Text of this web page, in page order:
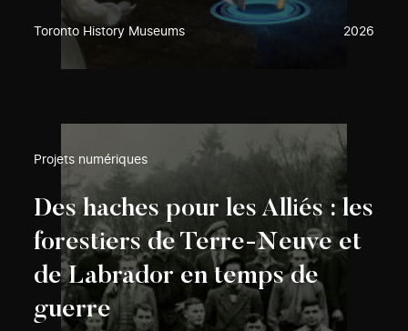
Toronto History Museums 2026
Projets numériques
Des haches pour les Alliés : les
forestiers de Terre-Neuve et
de Labrador en temps de
guerre